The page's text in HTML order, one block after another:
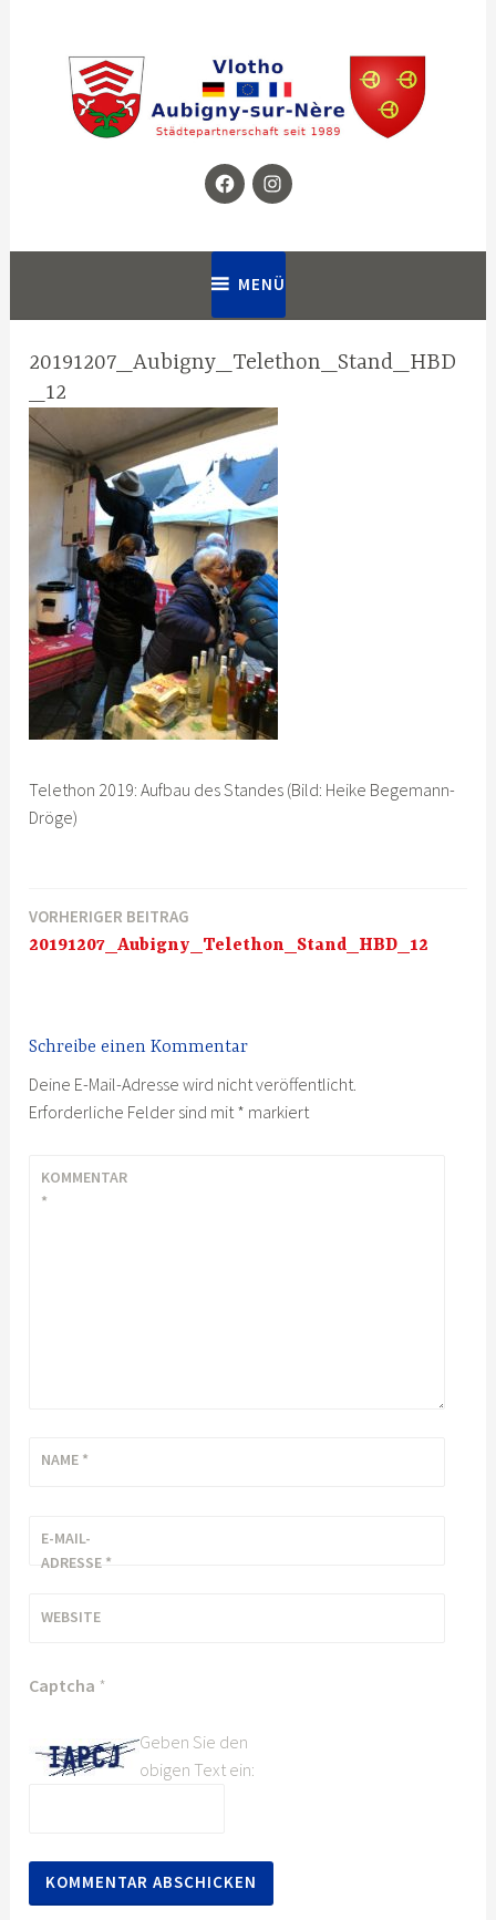
springen
Partnerschaftsverein Vlotho –
Homepage für die Städtepartnerschaft zwischen Vlotho in
Deutschland und Aubigny-sur-Nère in Frankreich
FacebookInstagram
MENÜ
20191207_Aubigny_Telethon_Stand_HBD
_12
Telethon 2019: Aufbau des Standes (Bild: Heike Begemann-
Dröge)
Beitragsnavigation
VORHERIGER BEITRAG
20191207_Aubigny_Telethon_Stand_HBD_12
Schreibe einen Kommentar
Deine E-Mail-Adresse wird nicht veröffentlicht.
Erforderliche Felder sind mit* markiert
KOMMENTAR
*
NAME *
E-MAIL-
ADRESSE *
WEBSITE
Captcha *
Geben Sie den
obigen Text ein: